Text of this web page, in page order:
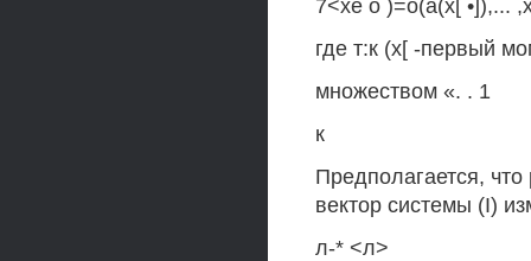
7<хе о )=о(а(х[ •]),...
где т:к (х[ -первый
множеством «. . 1
к
Предполагается,
вектор системы (I)
л-* <л>